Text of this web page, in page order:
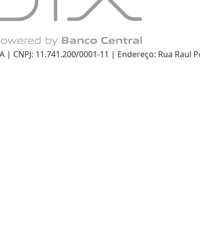
| CNPJ: 11.741.200/0001-11 | Endereço: Rua